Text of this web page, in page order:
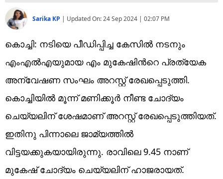
Sarika KP | Updated On:24 Sep 2024 | 02:07 PM
കൊച്ചി: നടിയെ പീഡിപ്പിച്ച കേസിൽ നടനും
എംഎൽഎയുമായ എം മുകേഷിന്‍റെ പ്രത്യേക
അന്വേഷണ സംഘം അറസ്റ്റ് രേഖപ്പെടുത്തി.
കൊച്ചിയിൽ മൂന്ന് മണിക്കൂർ‌ നീണ്ട ചോദ്യം
ചെയ്യലിന് ശേഷമാണ് അറസ്റ്റ് രേഖപ്പെടുത്തിയത്.
ഇതിനു പിന്നാലെ ജാമ്യത്തിൽ
വിട്ടയക്കുകയായിരുന്നു. രാവിലെ 9.45 നാണ്
മുകേഷ് ചോദ്യം ചെയ്യലിന് ഹാജരായത്.